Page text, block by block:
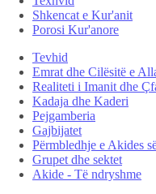
Shkencat e Kur'anit
Porosi Kur'anore
Tevhid
Emrat dhe Cilësitë e
Realiteti i Imanit dhe
Kadaja dhe Kaderi
Pejgamberia
Gajbijatet
Përmbledhje e Akides
Grupet dhe sektet
Akide - Të ndryshme